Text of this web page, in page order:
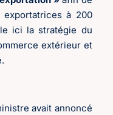
à 200
ici la stratégie du
extérieur et
avait annoncé